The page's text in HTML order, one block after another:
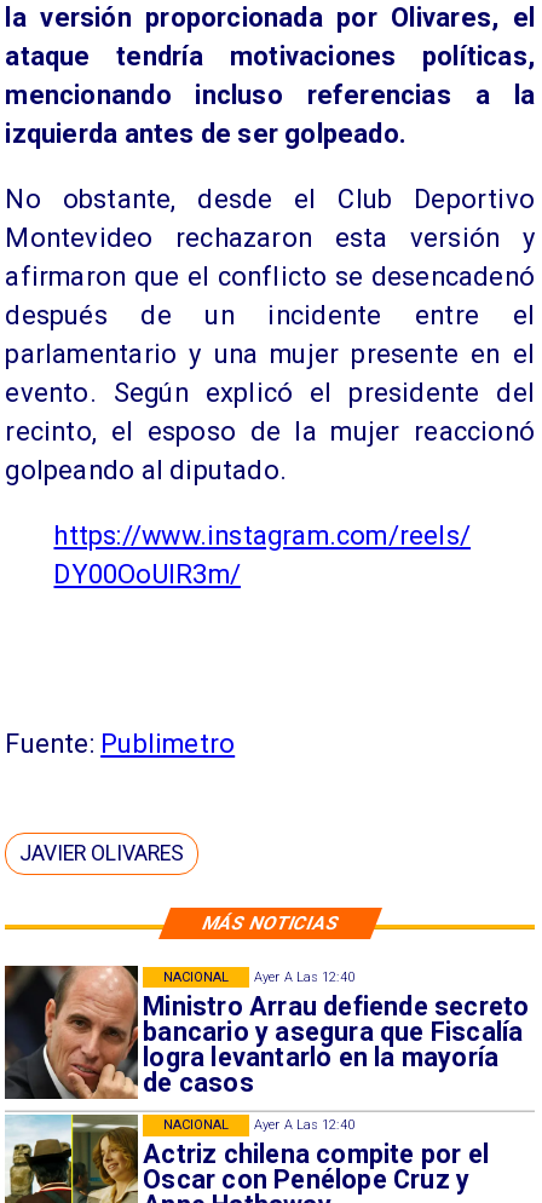
MÁS NOTICIAS
Ayer A Las 12:40
Ministro Arrau defiende secreto
bancario y asegura que Fiscalía
logra levantarlo en la mayoría
de casos
NACIONAL
Ayer A Las 12:40
Actriz chilena compite por el
Oscar con Penélope Cruz y
NACIONAL
la versión proporcionada por Olivares, el
ataque tendría motivaciones políticas,
mencionando incluso referencias a la
izquierda antes de ser golpeado.
No obstante, desde el Club Deportivo
Montevideo rechazaron esta versión y
afirmaron que el conflicto se desencadenó
después de un incidente entre el
parlamentario y una mujer presente en el
evento. Según explicó el presidente del
recinto, el esposo de la mujer reaccionó
golpeando al diputado.
https://www.instagram.com/reels/
DY00OoUlR3m/
Fuente: Publimetro
JAVIER OLIVARES